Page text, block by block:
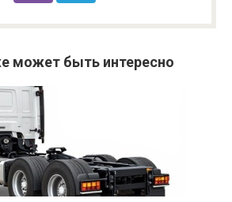
может быть интересно